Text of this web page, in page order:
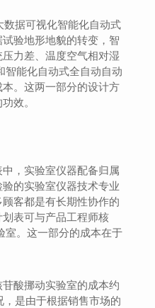
据可视化智能化自动式
验地形地貌的转变，智
力差、温度空气相对湿
智能化自动式全自动自动
。这两一部分的设计方
效。
，实验室仪器配备归属
的实验室仪器技术专业
客都是有长期性协作的
表可与产品工程师核
室。这一部分的成本在于
酸挪动实验室的成本约
，是由于根据销售市场的